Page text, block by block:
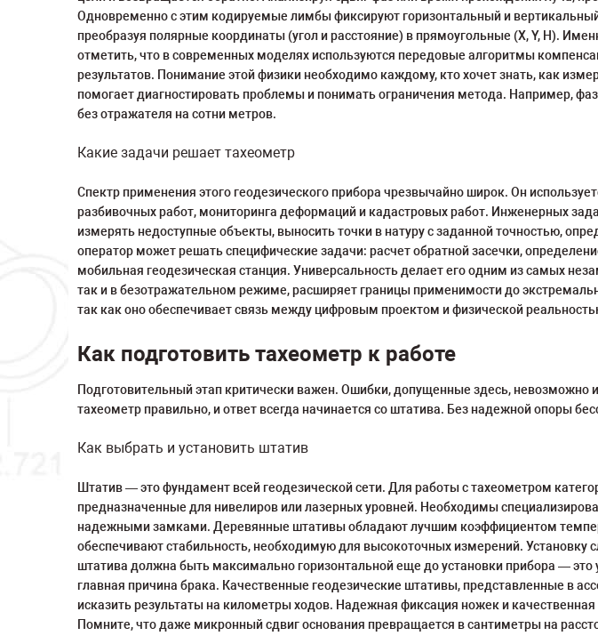
Одновременно с этим кодируемые лимбы фиксируют горизонтальный и
преобразуя полярные координаты (угол и расстояние) в прямоугольные (X, Y, H).
отметить, что в современных моделях используются передовые алгоритмы
результатов. Понимание этой физики необходимо каждому, кто хочет знать, как
помогает диагностировать проблемы и понимать ограничения метода. Например,
без отражателя на сотни метров.
Какие задачи решает тахеометр
Спектр применения этого геодезического прибора чрезвычайно широк. Он
разбивочных работ, мониторинга деформаций и кадастровых работ. Инженерных
измерять недоступные объекты, выносить точки в натуру с заданной точностью,
оператор может решать специфические задачи: расчет обратной засечки,
мобильная геодезическая станция. Универсальность делает его одним из самых
так и в безотражательном режиме, расширяет границы применимости до
так как оно обеспечивает связь между цифровым проектом и физической
Как подготовить тахеометр к работе
Подготовительный этап критически важен. Ошибки, допущенные здесь,
тахеометр правильно, и ответ всегда начинается со штатива. Без надежной опоры
Как выбрать и установить штатив
Штатив — это фундамент всей геодезической сети. Для работы с тахеометром
предназначенные для нивелиров или лазерных уровней. Необходимы
надежными замками. Деревянные штативы обладают лучшим коэффициентом
обеспечивают стабильность, необходимую для высокоточных измерений. Установку
штатива должна быть максимально горизонтальной еще до установки прибора —
главная причина брака. Качественные геодезические штативы, представленные в
исказить результаты на километры ходов. Надежная фиксация ножек и
Помните, что даже микронный сдвиг основания превращается в сантиметры на